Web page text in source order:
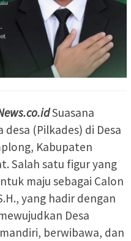
Suasana
(Pilkades) di Desa
Kabupaten
Salah satu figur yang
maju sebagai Calon
yang hadir dengan
Desa
berwibawa, dan